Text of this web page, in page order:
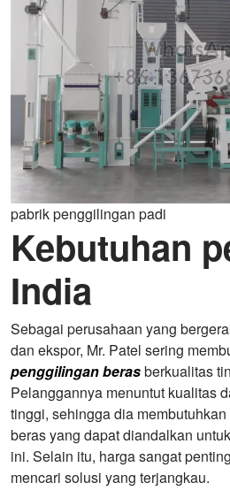
pabrik penggilingan padi
Kebutuhan
India
Sebagai perusahaan yang
dan ekspor, Mr. Patel sering
penggilingan berasberkualitas
Pelanggannya menuntut kualitas
tinggi, sehingga dia
beras yang dapat diandalkan
ini. Selain itu, harga sangat
mencari solusi yang terjangkau.